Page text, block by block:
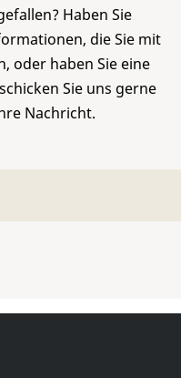
Haben Sie
die Sie mit
oder haben Sie eine
Sie uns gerne
Nachricht.